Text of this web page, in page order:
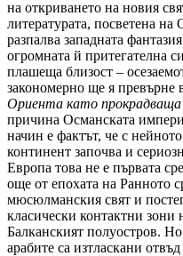
на откриването на новия
литературата, посветена на
разпалва западната
огромната й притегателна
плашеща близост –
закономерно ще я превърне
Ориента като прокрадваща
причина Османската
начин е фактът, че с
континент започва и
Европа това не е първата
още от епохата на Ранното
мюсюлманския свят и
класически контактни зони
Балканският полуостров.
арабите са изтласкани